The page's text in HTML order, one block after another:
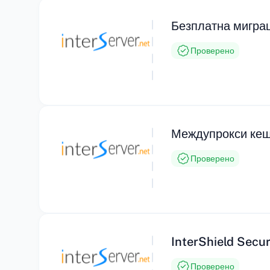
Безплатна
Проверено
Междупрокси
Проверено
InterShield
Проверено